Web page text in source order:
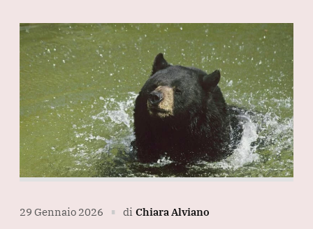
29 Gennaio 2026 ∎ di Chiara Alviano